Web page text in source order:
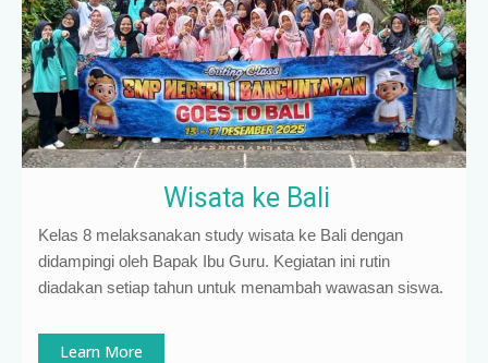
Wisata ke Bali
Kelas 8 melaksanakan study wisata ke Bali dengan
didampingi oleh Bapak Ibu Guru. Kegiatan ini rutin
diadakan setiap tahun untuk menambah wawasan siswa.
Learn More